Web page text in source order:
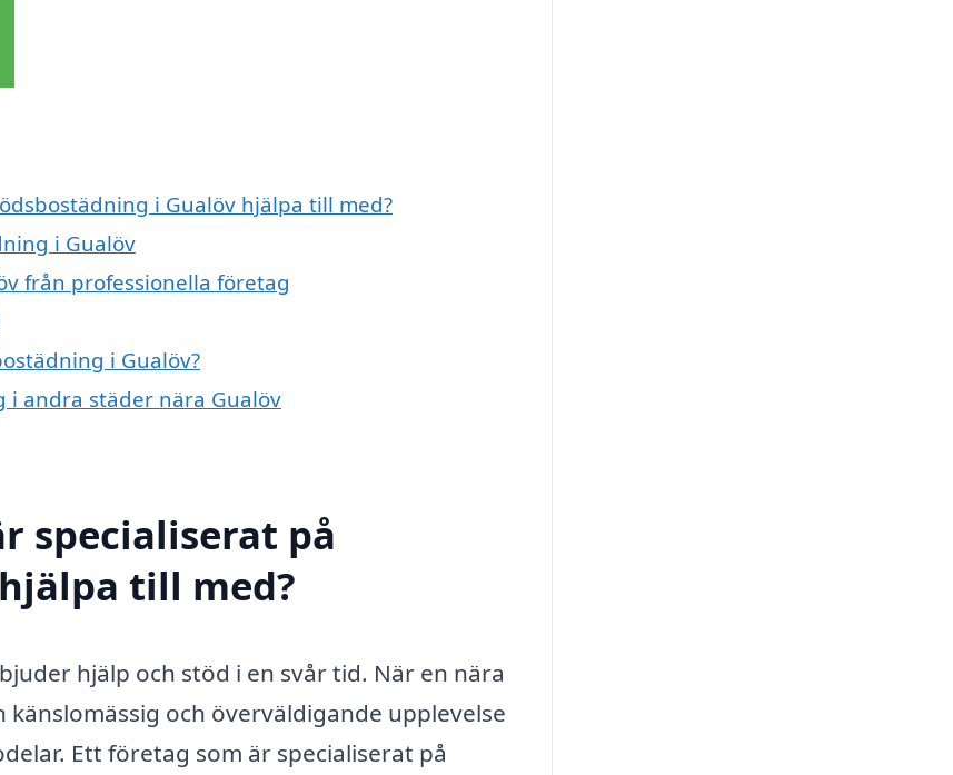
i Gualöv hjälpa till med?
i Gualöv
från professionella företag
i Gualöv?
i andra städer nära Gualöv
specialiserat på
till med?
hjälp och stöd i en svår tid. När en nära
och överväldigande upplevelse
Ett företag som är specialiserat på